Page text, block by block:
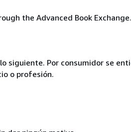
the Advanced Book
siguiente. Por consumidor se
o profesión.